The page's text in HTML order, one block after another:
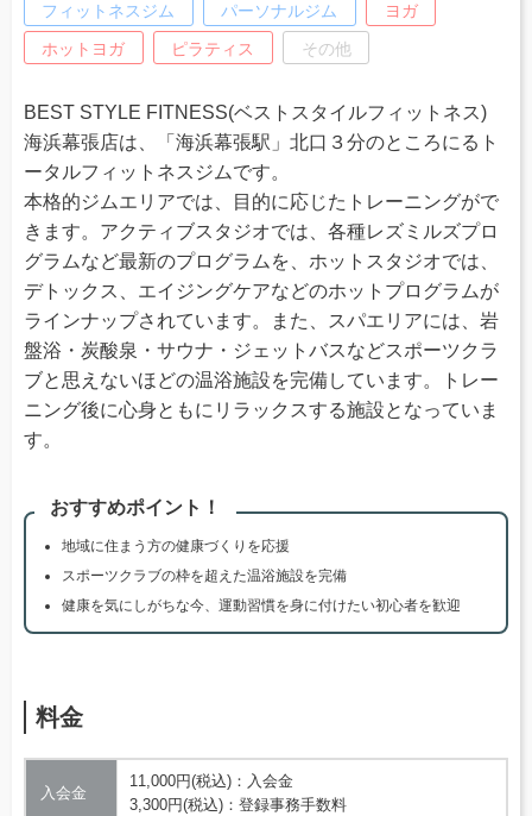
フィットネスジム パーソナルジム ヨガ
ホットヨガ ピラティス その他
BEST STYLE FITNESS(ベストスタイルフィットネス)
海浜幕張店は、「海浜幕張駅」北口３分のところにるト
ータルフィットネスジムです。
本格的ジムエリアでは、目的に応じたトレーニングがで
きます。アクティブスタジオでは、各種レズミルズプロ
グラムなど最新のプログラムを、ホットスタジオでは、
デトックス、エイジングケアなどのホットプログラムが
ラインナップされています。また、スパエリアには、岩
盤浴・炭酸泉・サウナ・ジェットバスなどスポーツクラ
ブと思えないほどの温浴施設を完備しています。トレー
ニング後に心身ともにリラックスする施設となっていま
す。
おすすめポイント！
地域に住まう方の健康づくりを応援
スポーツクラブの枠を超えた温浴施設を完備
健康を気にしがちな今、運動習慣を身に付けたい初心者を歓迎
料金
入会金
11,000円(税込)：入会金
3,300円(税込)：登録事務手数料